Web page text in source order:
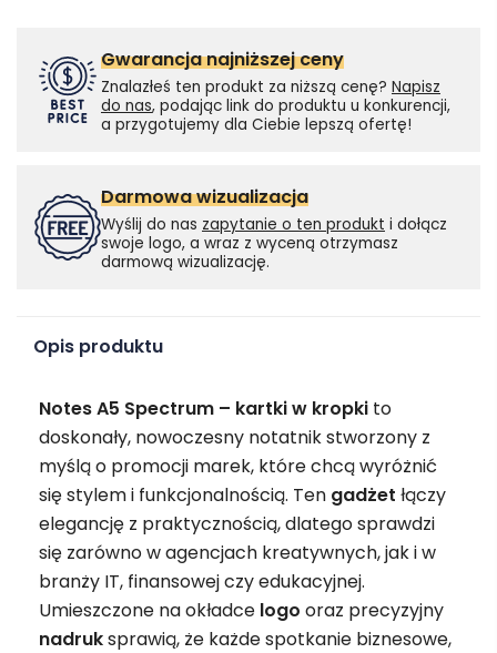
Gwarancja najniższej ceny
Znalazłeś ten produkt za niższą cenę? Napisz
do nas, podając link do produktu u konkurencji,
a przygotujemy dla Ciebie lepszą ofertę!
Darmowa wizualizacja
Wyślij do nas zapytanie o ten produkt i dołącz
swoje logo, a wraz z wyceną otrzymasz
darmową wizualizację.
Opis produktu
Notes A5 Spectrum – kartki w kropki to
doskonały, nowoczesny notatnik stworzony z
myślą o promocji marek, które chcą wyróżnić
się stylem i funkcjonalnością. Ten gadżet łączy
elegancję z praktycznością, dlatego sprawdzi
się zarówno w agencjach kreatywnych, jak i w
branży IT, finansowej czy edukacyjnej.
Umieszczone na okładce logo oraz precyzyjny
nadruksprawią, że każde spotkanie biznesowe,